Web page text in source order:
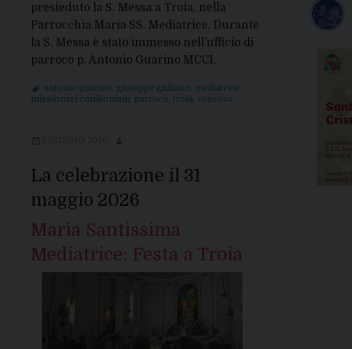
presieduto la S. Messa a Troia, nella
Parrocchia Maria SS. Mediatrice. Durante
la S. Messa è stato immesso nell’ufficio di
parroco p. Antonio Guarino MCCI.
antonio guarino giuseppe giuliano mediatrice
missionari comboniani parroco troia vescovo
La celebrazione il 31
maggio 2026
Maria Santissima
Mediatrice: Festa a Troia